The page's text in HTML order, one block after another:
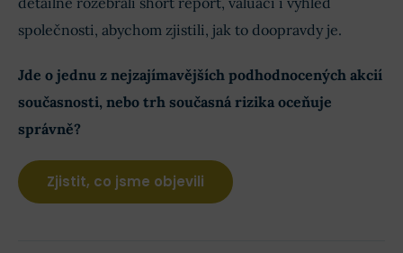
společnosti, abychom zjistili, jak to doopravdy je.
Jde o jednu z nejzajímavějších podhodnocených akcií
současnosti, nebo trh současná rizika oceňuje
správně?
Zjistit, co jsme objevili